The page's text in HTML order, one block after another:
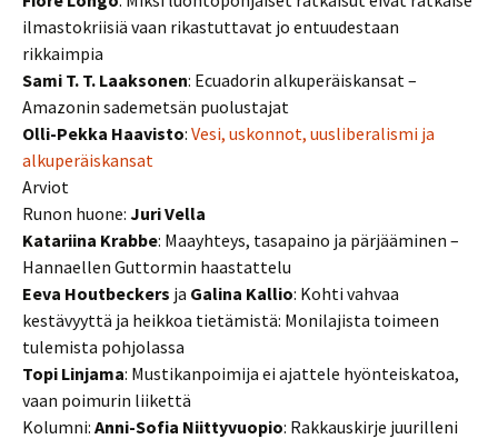
ilmastokriisiä vaan rikastuttavat jo entuudestaan
rikkaimpia
Sami T. T. Laaksonen: Ecuadorin alkuperäiskansat –
Amazonin sademetsän puolustajat
Olli-Pekka Haavisto: Vesi, uskonnot, uusliberalismi ja
alkuperäiskansat
Arviot
Runon huone: Juri Vella
Katariina Krabbe: Maayhteys, tasapaino ja pärjääminen –
Hannaellen Guttormin haastattelu
Eeva Houtbeckers ja Galina Kallio: Kohti vahvaa
kestävyyttä ja heikkoa tietämistä: Monilajista toimeen
tulemista pohjolassa
Topi Linjama: Mustikanpoimija ei ajattele hyönteiskatoa,
vaan poimurin liikettä
Kolumni: Anni-Sofia Niittyvuopio: Rakkauskirje juurilleni